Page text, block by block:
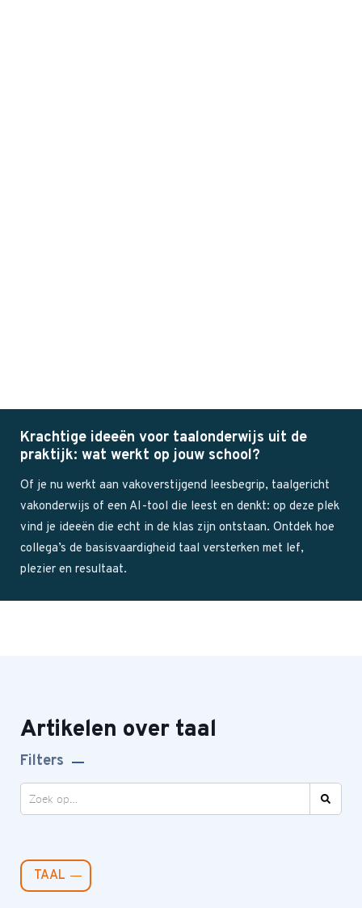
Krachtige ideeën voor taalonderwijs uit de
praktijk: wat werkt op jouw school?
Of je nu werkt aan vakoverstijgend leesbegrip, taalgericht
vakonderwijs of een AI-tool die leest en denkt: op deze plek
vind je ideeën die echt in de klas zijn ontstaan. Ontdek hoe
collega’s de basisvaardigheid taal versterken met lef,
plezier en resultaat.
Artikelen over taal
Filters
TAAL